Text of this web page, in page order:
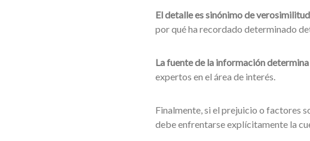
El detalle es sinónimo de
por qué ha recordado determinado
La fuentede la información
expertos en el área de interés.
Finalmente, si el prejuicio o factores
debe enfrentarse explícitamente la